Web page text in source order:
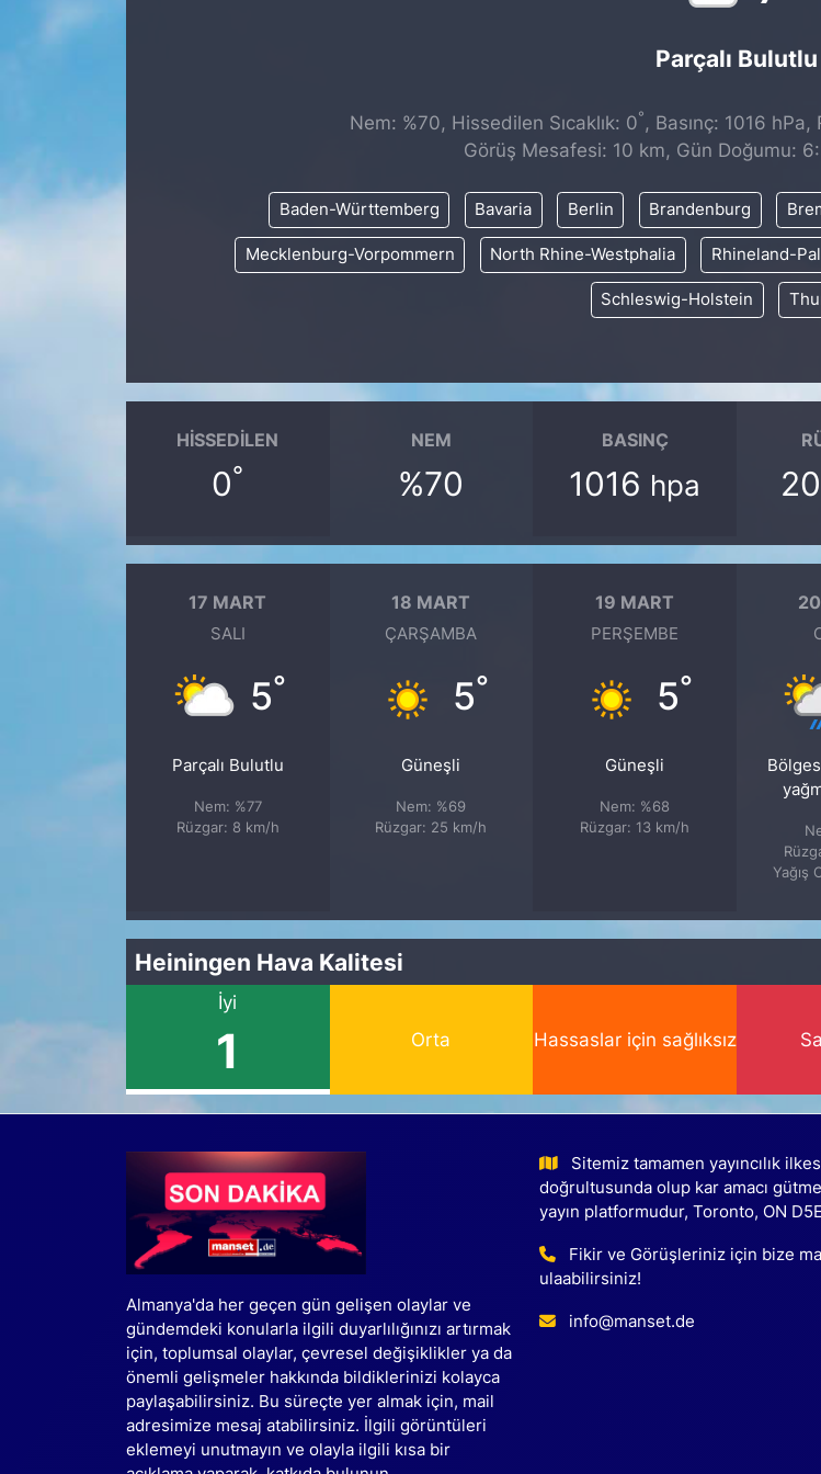
Parçalı Bulutlu
Nem: %70, Hissedilen Sıcaklık: 0° , Basınç: 1016
Görüş Mesafesi: 10 km, Gün Doğumu:
Baden-Württemberg Bavaria Berlin Brandenburg
Mecklenburg-Vorpommern North Rhine-Westphalia Rhineland-
Schleswig-Holstein
HISSEDILEN
0°
NEM
%70
BASINÇ
1016 hpa 20
17 MART
SALI
5°
Parçalı Bulutlu
Nem: %77
Rüzgar: 8 km/h
18 MART
ÇARŞAMBA
5°
Güneşli
Nem: %69
Rüzgar: 25 km/h
19 MART
PERŞEMBE
5°
Güneşli
Nem: %68
Rüzgar: 13 km/h
Yağış
Heiningen Hava Kalitesi
İyi
1 Orta Hassaslar için sağlıksız
Almanya'da her geçen gün gelişen olaylar ve
gündemdeki konularla ilgili duyarlılığınızı artırmak
için, toplumsal olaylar, çevresel değişiklikler ya da
önemli gelişmeler hakkında bildiklerinizi kolayca
paylaşabilirsiniz. Bu süreçte yer almak için, mail
adresimize mesaj atabilirsiniz. İlgili görüntüleri
eklemeyi unutmayın ve olayla ilgili kısa bir
Sitemiz tamamen yayıncılık
doğrultusunda olup kar amacı
yayın platformudur, Toronto, ON
Fikir ve Görüşleriniz için bize
ulaabilirsiniz!
info@manset.de